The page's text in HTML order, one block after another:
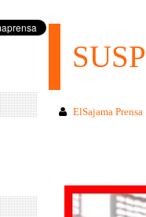
ElSajama Prensa